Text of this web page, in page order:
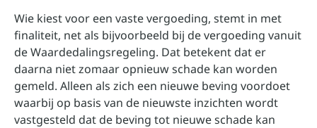
Wie kiest voor een vaste vergoeding, stemt in met
finaliteit, net als bijvoorbeeld bij de vergoeding vanuit
de Waardedalingsregeling. Dat betekent dat er
daarna niet zomaar opnieuw schade kan worden
gemeld. Alleen als zich een nieuwe beving voordoet
waarbij op basis van de nieuwste inzichten wordt
vastgesteld dat de beving tot nieuwe schade kan